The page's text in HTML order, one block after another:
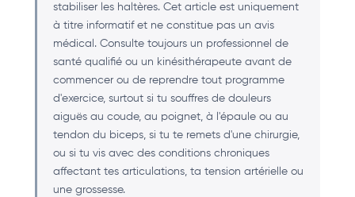
stabiliser les haltères. Cet article est uniquement
à titre informatif et ne constitue pas un avis
médical. Consulte toujours un professionnel de
santé qualifié ou un kinésithérapeute avant de
commencer ou de reprendre tout programme
d'exercice, surtout si tu souffres de douleurs
aiguës au coude, au poignet, à l'épaule ou au
tendon du biceps, si tu te remets d'une chirurgie,
ou si tu vis avec des conditions chroniques
affectant tes articulations, ta tension artérielle ou
une grossesse.